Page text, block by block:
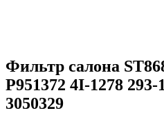
Фильтр салона
P951372 4I-1278 293-
3050329